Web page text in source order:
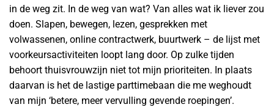
in de weg zit. In de weg van wat? Van alles wat ik liever zou
doen. Slapen, bewegen, lezen, gesprekken met
volwassenen, online contractwerk, buurtwerk – de lijst met
voorkeursactiviteiten loopt lang door. Op zulke tijden
behoort thuisvrouwzijn niet tot mijn prioriteiten. In plaats
daarvan is het de lastige parttimebaan die me weghoudt
van mijn ‘betere, meer vervulling gevende roepingen’.